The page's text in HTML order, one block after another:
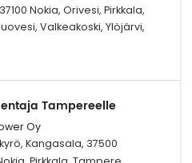
Nokia, Orivesi, Pirkkala,
Valkeakoski, Ylöjärvi,
Tampereelle
Oy
Kangasala, 37500